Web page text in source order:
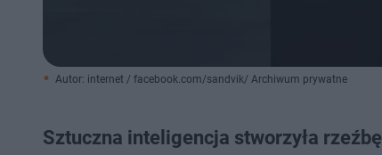
Autor: internet / facebook.com/sandvik/ Archiwum prywatne
Sztuczna inteligencja stworzyła rzeźbę